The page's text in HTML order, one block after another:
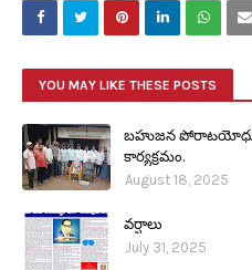
YOU MAY LIKE THESE POSTS
బహుజన
కార్యక్రమం.
August 18, 2025
వర్షాలు
July 31, 2025